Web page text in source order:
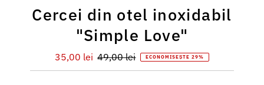
Cercei din otel inoxidabil
"Simple Love"
Preț
redus
35,00 lei Preț
întreg
49,00 lei ECONOMISEȘTE 29%